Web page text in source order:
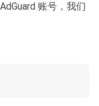
账号，我们